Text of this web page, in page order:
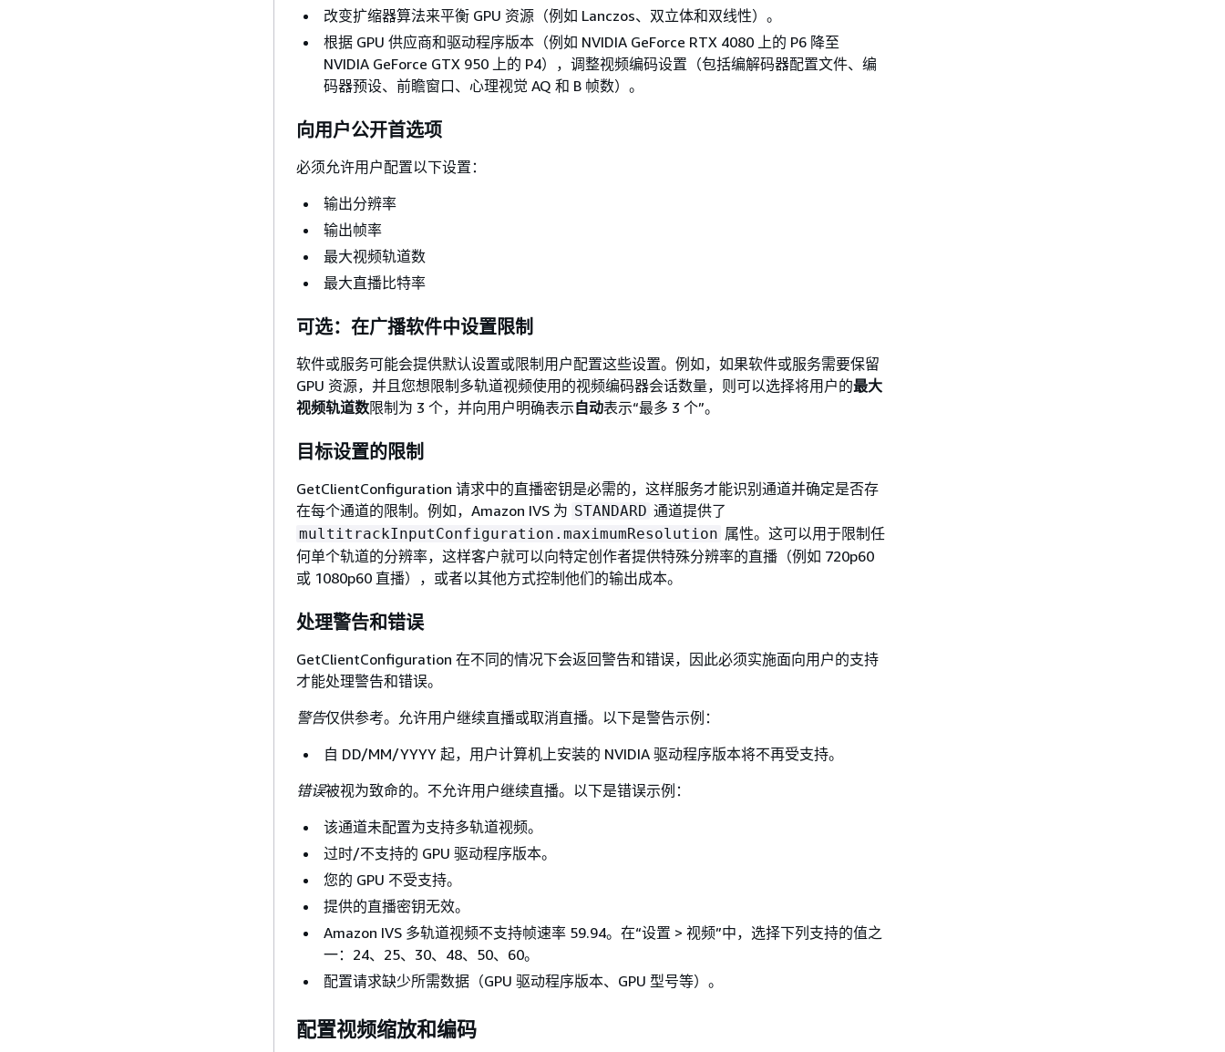
改变扩缩器算法来平衡 GPU 资源（例如 Lanczos、双立体和双线性）。
根据 GPU 供应商和驱动程序版本（例如 NVIDIA GeForce RTX 4080 上的 P6 降至
NVIDIA GeForce GTX 950 上的 P4），调整视频编码设置（包括编解码器配置文件、编
码器预设、前瞻窗口、心理视觉 AQ 和 B 帧数）。
向用户公开首选项
必须允许用户配置以下设置：
输出分辨率
输出帧率
最大视频轨道数
最大直播比特率
可选：在广播软件中设置限制
软件或服务可能会提供默认设置或限制用户配置这些设置。例如，如果软件或服务需要保留
GPU 资源，并且您想限制多轨道视频使用的视频编码器会话数量，则可以选择将用户的最大
视频轨道数限制为 3 个，并向用户明确表示自动表示“最多 3 个”。
目标设置的限制
GetClientConfiguration 请求中的直播密钥是必需的，这样服务才能识别通道并确定是否存
在每个通道的限制。例如，Amazon IVS 为 STANDARD 通道提供了
multitrackInputConfiguration.maximumResolution 属性。这可以用于限制任
何单个轨道的分辨率，这样客户就可以向特定创作者提供特殊分辨率的直播（例如 720p60
或 1080p60 直播），或者以其他方式控制他们的输出成本。
处理警告和错误
GetClientConfiguration 在不同的情况下会返回警告和错误，因此必须实施面向用户的支持
才能处理警告和错误。
警告仅供参考。允许用户继续直播或取消直播。以下是警告示例：
自 DD/MM/YYYY 起，用户计算机上安装的 NVIDIA 驱动程序版本将不再受支持。
错误被视为致命的。不允许用户继续直播。以下是错误示例：
该通道未配置为支持多轨道视频。
过时/不支持的 GPU 驱动程序版本。
您的 GPU 不受支持。
提供的直播密钥无效。
Amazon IVS 多轨道视频不支持帧速率 59.94。在“设置 > 视频”中，选择下列支持的值之
一：24、25、30、48、50、60。
配置请求缺少所需数据（GPU 驱动程序版本、GPU 型号等）。
配置视频缩放和编码